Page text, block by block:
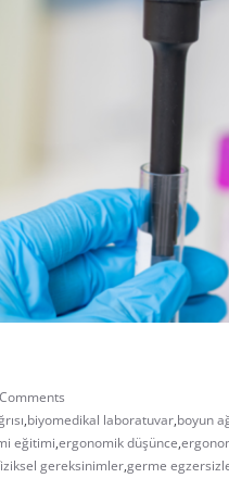
,biyomedikal laboratuvar,boyun
eğitimi,ergonomik düşünce,
gereksinimler,germe